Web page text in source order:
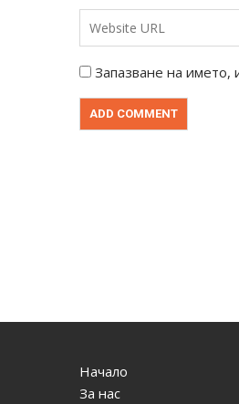
Запазване на името,
Начало
За нас